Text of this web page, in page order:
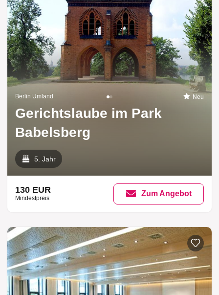
Berlin Umland Neu
Gerichtslaube im Park
Babelsberg
5. Jahr
130 EUR
Mindestpreis
Zum Angebot